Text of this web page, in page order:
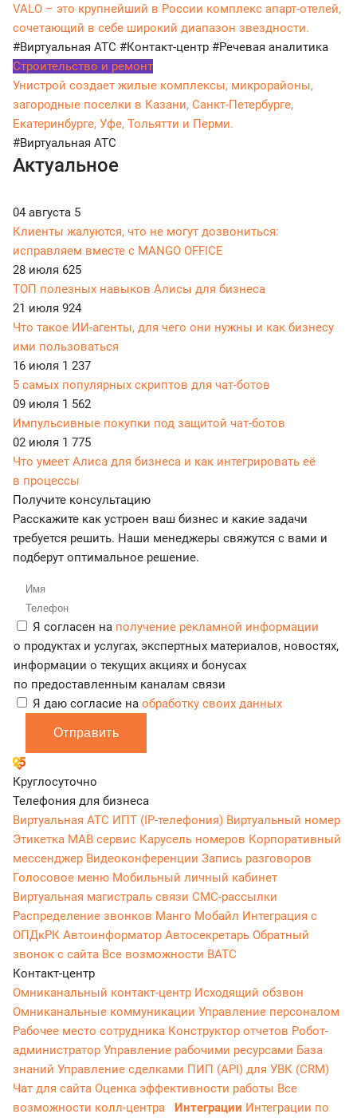
VALO – это крупнейший в России комплекс апарт-отелей,
сочетающий в себе широкий диапазон звездности.
#Виртуальная АТС #Контакт-центр #Речевая аналитика
Строительство и ремонт
Унистрой создает жилые комплексы, микрорайоны,
загородные поселки в Казани, Санкт-Петербурге,
Екатеринбурге, Уфе, Тольятти и Перми.
#Виртуальная АТС
Актуальное
04 августа 5
Клиенты жалуются, что не могут дозвониться:
исправляем вместе с MANGO OFFICE
28 июля 625
ТОП полезных навыков Алисы для бизнеса
21 июля 924
Что такое ИИ-агенты, для чего они нужны и как бизнесу
ими пользоваться
16 июля 1 237
5 самых популярных скриптов для чат-ботов
09 июля 1 562
Импульсивные покупки под защитой чат-ботов
02 июля 1 775
Что умеет Алиса для бизнеса и как интегрировать её
в процессы
Получите консультацию
Расскажите как устроен ваш бизнес и какие задачи
требуется решить. Наши менеджеры свяжутся с вами и
подберут оптимальное решение.
Я согласен на получение рекламной информации
о продуктах и услугах, экспертных материалов, новостях,
информации о текущих акциях и бонусах
по предоставленным каналам связи
Я даю согласие на обработку своих данных
Отправить
Круглосуточно
Телефония для бизнеса
Виртуальная АТС ИПТ (IP-телефония) Виртуальный номер
Этикетка МАВ сервис Карусель номеров Корпоративный
мессенджер Видеоконференции Запись разговоров
Голосовое меню Мобильный личный кабинет
Виртуальная магистраль связи СМС-рассылки
Распределение звонков Манго Мобайл Интеграция с
ОПДкРК Автоинформатор Автосекретарь Обратный
звонок с сайта Все возможности ВАТС
Контакт-центр
Омниканальный контакт-центр Исходящий обзвон
Омниканальные коммуникации Управление персоналом
Рабочее место сотрудника Конструктор отчетов Робот-
администратор Управление рабочими ресурсами База
знаний Управление сделками ПИП (API) для УВК (CRM)
Чат для сайта Оценка эффективности работы Все
возможности колл-центра
Интеграции Интеграции по